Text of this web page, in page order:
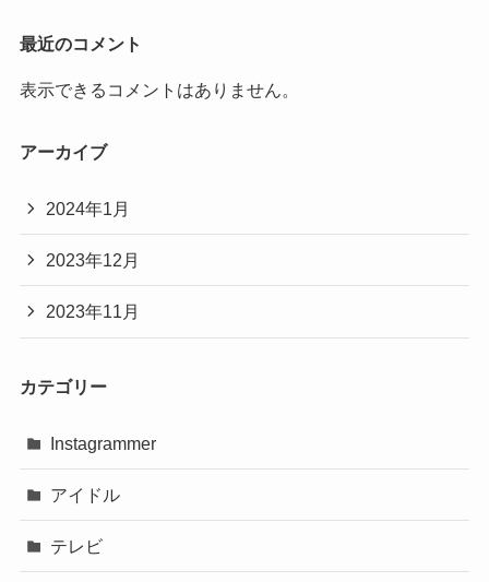
最近のコメント
表示できるコメントはありません。
アーカイブ
2024年1月
2023年12月
2023年11月
カテゴリー
Instagrammer
アイドル
テレビ